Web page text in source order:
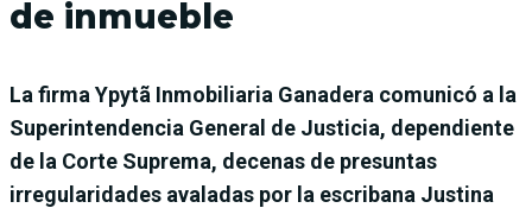
de inmueble
La firma Ypytã Inmobiliaria Ganadera comunicó a la
Superintendencia General de Justicia, dependiente
de la Corte Suprema, decenas de presuntas
irregularidades avaladas por la escribana Justina